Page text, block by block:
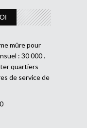
mûre pour
: 30 000 .
quartiers
de service de